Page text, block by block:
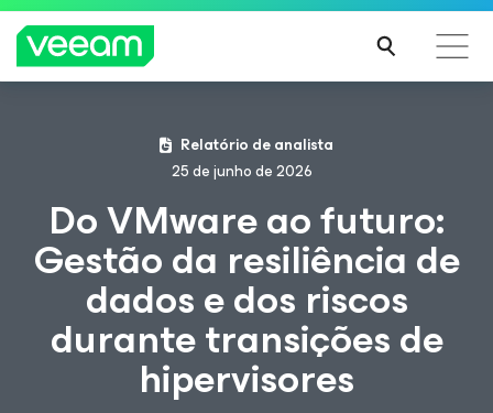
Orientações da Veeam para os clientes afetados
pela atualização de conteúdo da CrowdStrike
MAIS
Relatório de analista
25 de junho de 2026
Do VMware ao futuro:
Gestão da resiliência de
dados e dos riscos
durante transições de
hipervisores